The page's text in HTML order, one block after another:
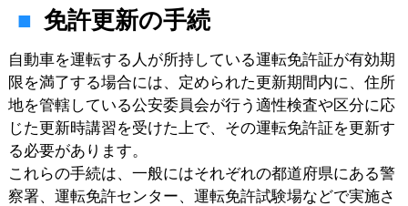
免許更新の手続
自動車を運転する人が所持している運転免許証が有効期
限を満了する場合には、定められた更新期間内に、住所
地を管轄している公安委員会が行う適性検査や区分に応
じた更新時講習を受けた上で、その運転免許証を更新す
る必要があります。
これらの手続は、一般にはそれぞれの都道府県にある警
察署、運転免許センター、運転免許試験場などで実施さ